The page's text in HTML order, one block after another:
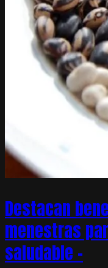
Destacan
menestras
saludable –